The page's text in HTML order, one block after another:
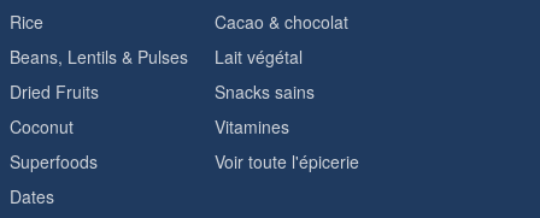
Rice
Beans, Lentils & Pulses
Dried Fruits
Coconut
Superfoods
Dates
Cacao & chocolat
Lait végétal
Snacks sains
Vitamines
Voir toute l'épicerie